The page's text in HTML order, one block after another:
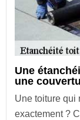
Une
une
Une toiture qui
exactement ?